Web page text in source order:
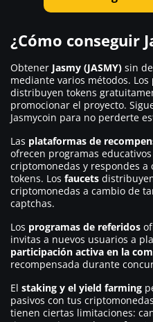
¿Cómo conseguir
Obtener Jasmy (JASMY) sin
mediante varios métodos. Los
distribuyen tokens
promocionar el proyecto.
Jasmycoin para no perderte
Las plataformas de
ofrecen programas
criptomonedas y respondes
tokens. Los faucets
criptomonedas a cambio de
captchas.
Los programas de referidos
invitas a nuevos usuarios a
participación activa en la
recompensada durante
El staking y el yield farming
pasivos con tus
tienen ciertas limitaciones: